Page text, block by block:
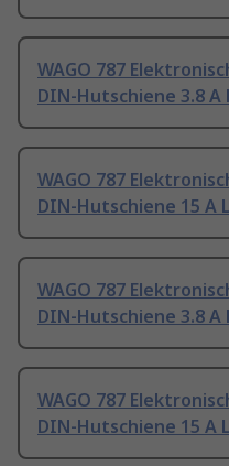
WAGO 787
DIN-Hutschiene 3.8 A
WAGO 787
DIN-Hutschiene 15 A
WAGO 787
DIN-Hutschiene 3.8 A
WAGO 787
DIN-Hutschiene 15 A